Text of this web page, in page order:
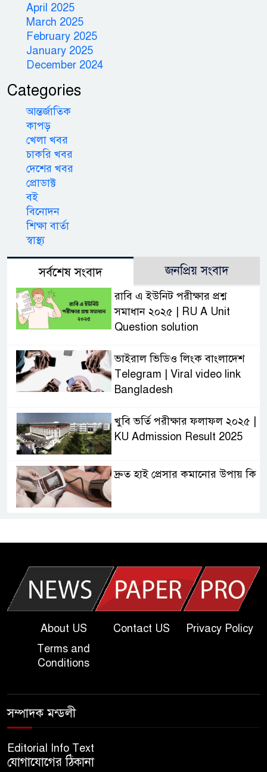
April 2025
March 2025
February 2025
January 2025
December 2024
Categories
আন্তর্জাতিক
কাপড়
খেলা খবর
চাকরি খবর
দেশের খবর
প্রোডাক্ট
বই
বিনোদন
শিক্ষা বার্তা
স্বাস্থ্য
সর্বশেষ সংবাদ জনপ্রিয় সংবাদ
রাবি এ ইউনিট পরীক্ষার প্রশ্ন
সমাধান ২০২৫ | RU A Unit
Question solution
ভাইরাল ভিডিও লিংক বাংলাদেশ
Telegram | Viral video link
Bangladesh
খুবি ভর্তি পরীক্ষার ফলাফল ২০২৫ |
KU Admission Result 2025
দ্রুত হাই প্রেসার কমানোর উপায় কি
| Today Dakhil Exam
খুবি সি ইউনিট ভর্তি পরীক্ষার প্রশ্ন
২০২৫ | KU C Unit Admission
Question
About US Contact US
Privacy Policy
Terms and
Conditions
সম্পাদক মন্ডলী
Editorial Info Text
যোগাযোগের ঠিকানা